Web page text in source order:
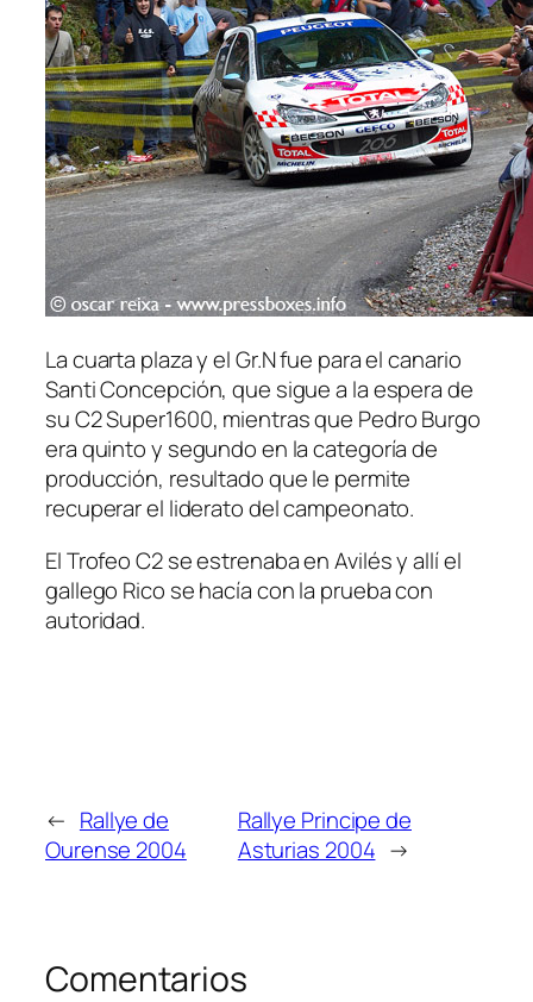
La cuarta plaza y el Gr.N fue para el canario
Santi Concepción, que sigue a la espera de
su C2 Super1600, mientras que Pedro Burgo
era quinto y segundo en la categoría de
producción, resultado que le permite
recuperar el liderato del campeonato.
El Trofeo C2 se estrenaba en Avilés y allí el
gallego Rico se hacía con la prueba con
autoridad.
← Rallye de
Ourense 2004
Rallye Principe de
Asturias 2004 →
Comentarios